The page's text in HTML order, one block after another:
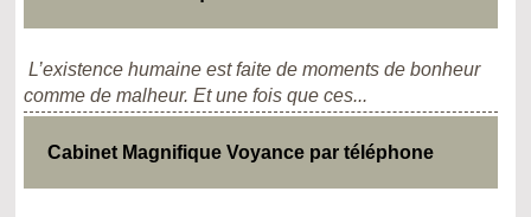
L’existence humaine est faite de moments de bonheur
comme de malheur. Et une fois que ces...
Cabinet Magnifique Voyance par téléphone